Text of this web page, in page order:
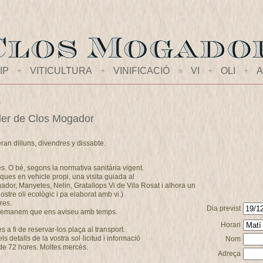
+ VITICULTURA + VINIFICACIÓ = VI + OLI +
de Clos Mogador
dilluns, divendres y dissabte.
O bé, segons la normativa sanitària vigent.
en vehicle propi, una visita guiada al
Manyetes, Nelin, Gratallops Vi de Vila Rosat i alhora un
oli ecològic i pa elaborat amb vi.)
que ens aviseu amb temps.
a fi de reservar-los plaça al transport.
detalls de la vostra sol·licitud i informació
72 hores. Moltes mercès.
Dia previst
Horari
Nom
Adreça